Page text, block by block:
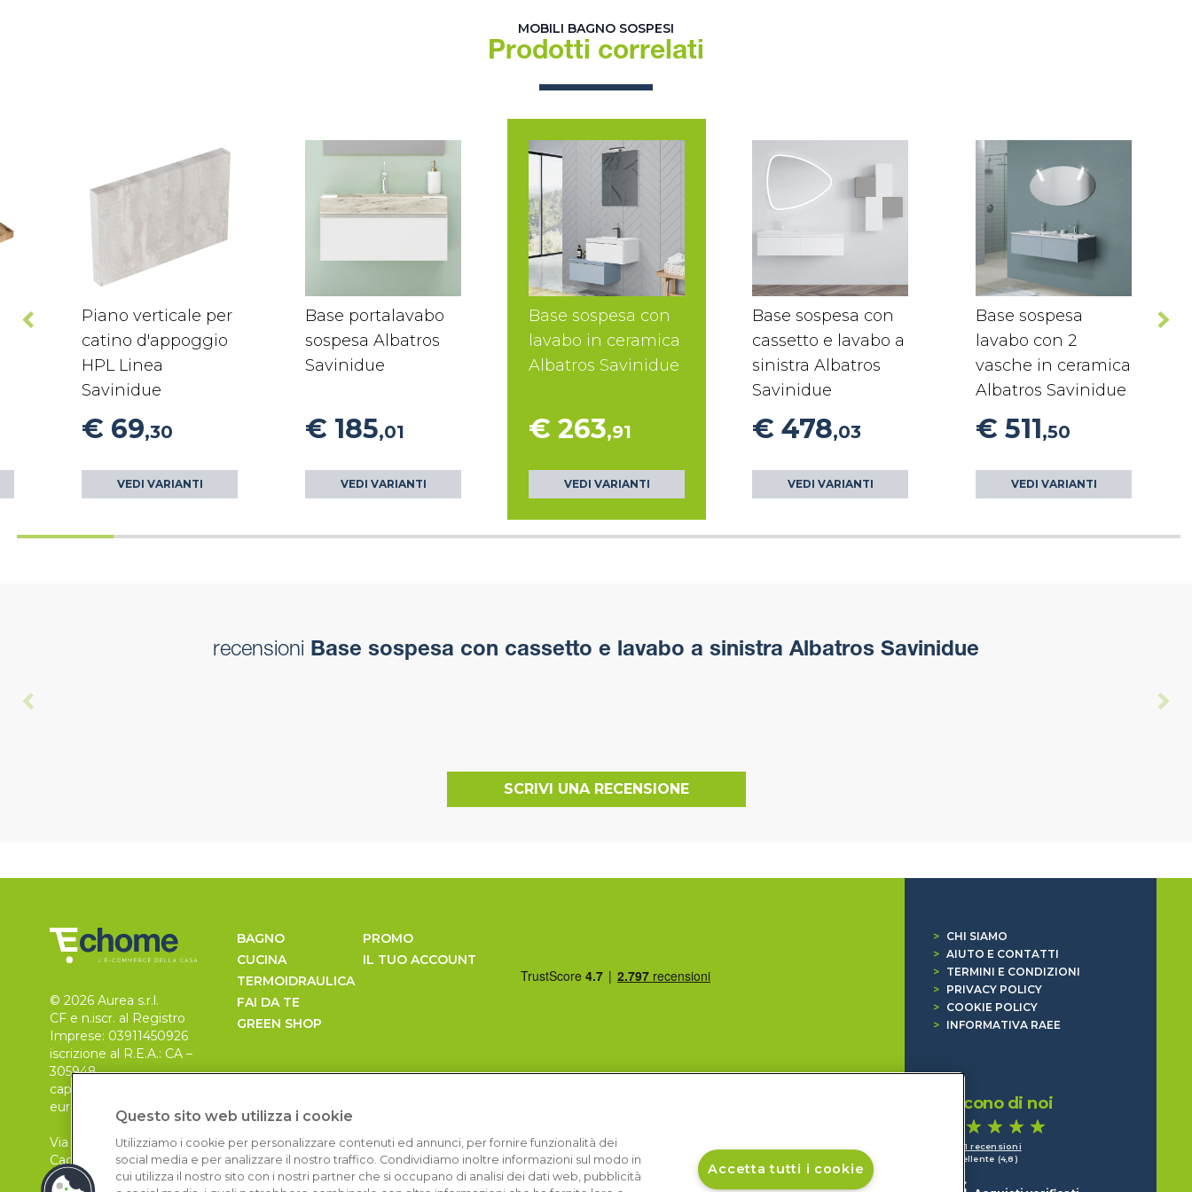
MOBILI BAGNO SOSPESI
Prodotti correlati
Piano verticale per
catino d'appoggio
HPL Linea
Savinidue
€ 69,30
VEDI VARIANTI
Base portalavabo
sospesa Albatros
Savinidue
€ 185,01
VEDI VARIANTI
Base sospesa con
lavabo in ceramica
Albatros Savinidue
€ 263,91
VEDI VARIANTI
Base sospesa con
cassetto e lavabo a
sinistra Albatros
Savinidue
€ 478,03
VEDI VARIANTI
Base sospesa
lavabo con 2
vasche in ceramica
Albatros Savinidue
€ 511,50
VEDI VARIANTI
recensioni Base sospesa con cassetto e lavabo a sinistra Albatros Savinidue
SCRIVI UNA RECENSIONE
© 2026 Aurea s.r.l.
CF e n.iscr. al Registro
Imprese: 03911450926
iscrizione al R.E.A.: CA –
305948
capitale sociale 30.000
euro, i.v.
Via Pietro Leo n. 6
Cagliari
09129
BAGNO
CUCINA
TERMOIDRAULICA
FAI DA TE
GREEN SHOP
PROMO
IL TUO ACCOUNT
>
CHI SIAMO
> AIUTO E CONTATTI
>
TERMINI E CONDIZIONI
>
PRIVACY POLICY
>
COOKIE POLICY
>
INFORMATIVA RAEE
Dicono di noi
1.641 recensioni
Eccellente (4,8)
Questo sito web utilizza i cookie
Utilizziamo i cookie per personalizzare contenuti ed annunci, per fornire funzionalità dei
social media e per analizzare il nostro traffico. Condividiamo inoltre informazioni sul modo in
cui utilizza il nostro sito con i nostri partner che si occupano di analisi dei dati web, pubblicità
Accetta tutti i cookie